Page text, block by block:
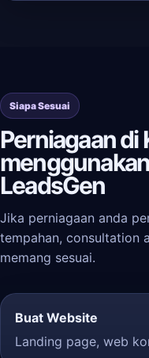
Siapa Sesuai
Perniagaan di
LeadsGen
Jika perniagaan anda
tempahan, consultation
memang sesuai.
Buat Website
Landing page, web